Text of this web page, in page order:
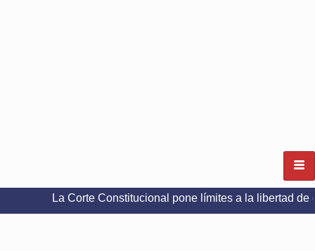
Corte Constitucional pone límites a la libertad de expresión